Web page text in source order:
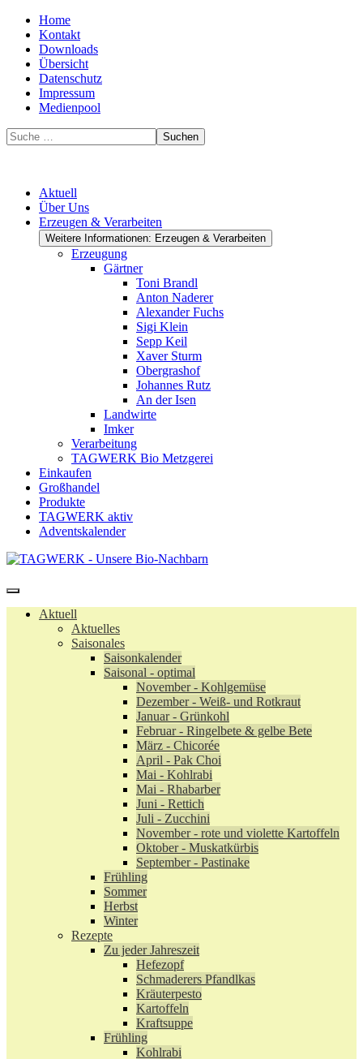
Home
Kontakt
Downloads
Übersicht
Datenschutz
Impressum
Medienpool
Suchen
Aktuell
Über Uns
Erzeugen & Verarbeiten
Weitere Informationen: Erzeugen & Verarbeiten
Erzeugung
Gärtner
Toni Brandl
Anton Naderer
Alexander Fuchs
Sigi Klein
Sepp Keil
Xaver Sturm
Obergrashof
Johannes Rutz
An der Isen
Landwirte
Imker
Verarbeitung
TAGWERK Bio Metzgerei
Einkaufen
Großhandel
Produkte
TAGWERK aktiv
Adventskalender
Aktuell
Aktuelles
Saisonales
Saisonkalender
Saisonal - optimal
November - Kohlgemüse
Dezember - Weiß- und Rotkraut
Januar - Grünkohl
Februar - Ringelbete & gelbe Bete
März - Chicorée
April - Pak Choi
Mai - Kohlrabi
Mai - Rhabarber
Juni - Rettich
Juli - Zucchini
November - rote und violette Kartoffeln
Oktober - Muskatkürbis
September - Pastinake
Frühling
Sommer
Herbst
Winter
Rezepte
Zu jeder Jahreszeit
Hefezopf
Schmaderers Pfandlkas
Kräuterpesto
Kartoffeln
Kraftsuppe
Frühling
Kohlrabi